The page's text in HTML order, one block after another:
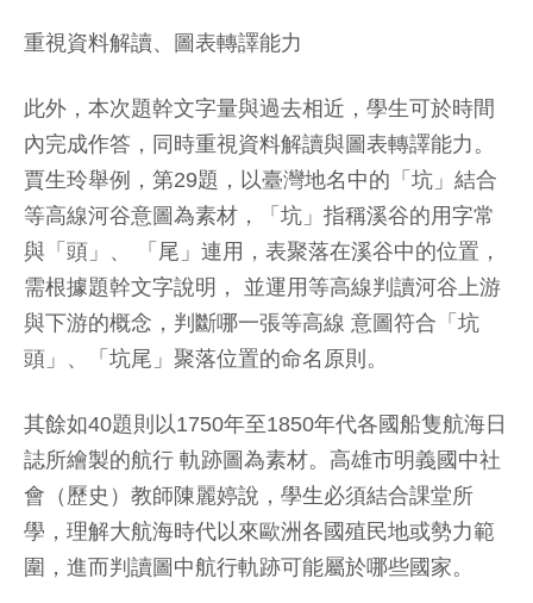
重視資料解讀、圖表轉譯能力
此外，本次題幹文字量與過去相近，學生可於時間
內完成作答，同時重視資料解讀與圖表轉譯能力。
賈生玲舉例，第29題，以臺灣地名中的「坑」結合
等高線河谷意圖為素材，「坑」指稱溪谷的用字常
與「頭」、 「尾」連用，表聚落在溪谷中的位置，
需根據題幹文字說明， 並運用等高線判讀河谷上游
與下游的概念，判斷哪一張等高線 意圖符合「坑
頭」、「坑尾」聚落位置的命名原則。
其餘如40題則以1750年至1850年代各國船隻航海日
誌所繪製的航行 軌跡圖為素材。高雄市明義國中社
會（歷史）教師陳麗婷說，學生必須結合課堂所
學，理解大航海時代以來歐洲各國殖民地或勢力範
圍，進而判讀圖中航行軌跡可能屬於哪些國家。